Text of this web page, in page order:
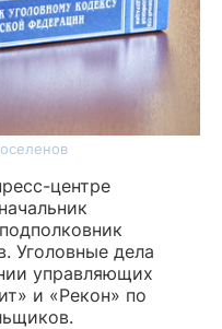
центре
Уголовные дела
управляющих
и «Рекон» по